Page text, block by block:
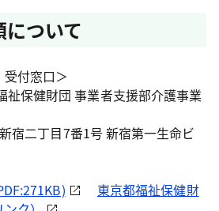
ついて
付窓口＞
祉保健財団 事業者支援部介護事業
宿二丁目7番1号 新宿第一生命ビ
東京都福祉保健財